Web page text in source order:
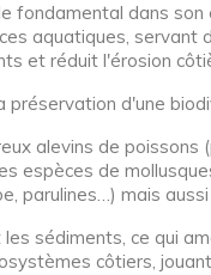
fondamental dans
aquatiques,
et réduit l'érosion
préservation d'une
alevins de poissons
espèces de
parulines…) mais
sédiments, ce qui
côtiers,